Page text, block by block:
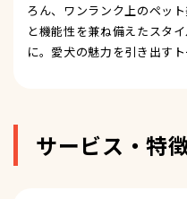
ろん、ワンランク上のペッ
と機能性を兼ね備えたスタ
に。愛犬の魅力を引き出す
サービス・特